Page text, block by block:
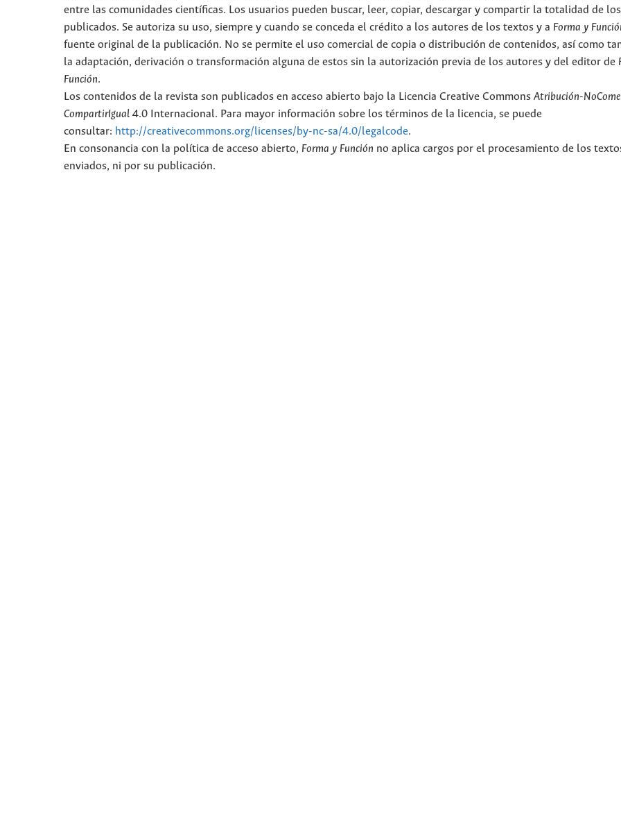
entre las comunidades científicas. Los usuarios pueden buscar, leer, copiar, descargar y compartir la totalidad de
publicados. Se autoriza su uso, siempre y cuando se conceda el crédito a los autores de los textos y a Forma y
fuente original de la publicación. No se permite el uso comercial de copia o distribución de contenidos, así como
la adaptación, derivación o transformación alguna de estos sin la autorización previa de los autores y del editor de
Función.
Los contenidos de la revista son publicados en acceso abierto bajo la Licencia Creative Commons Atribución-
CompartirIgual 4.0 Internacional. Para mayor información sobre los términos de la licencia, se puede
consultar: http://creativecommons.org/licenses/by-nc-sa/4.0/legalcode.
En consonancia con la política de acceso abierto, Forma y Función no aplica cargos por el procesamiento de los
enviados, ni por su publicación.